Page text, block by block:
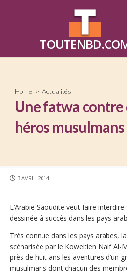
Home > Actualités
Une fatwa contre
héros musulmans
PUBLISHED
3 AVRIL 2014
L’Arabie Saoudite veut faire
dessinée à succès dans les pays
Très connue dans les pays arabes,
scénarisée par le Koweitien Naif Al-
près de huit ans les aventures d’un
musulmans dont chacun des